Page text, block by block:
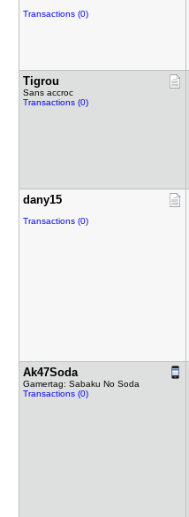
Transactions (0)
Tigrou
Sans accroc
Transactions (0)
dany15
Transactions (0)
Ak47Soda
Gamertag: Sabaku No Soda
Transactions (0)